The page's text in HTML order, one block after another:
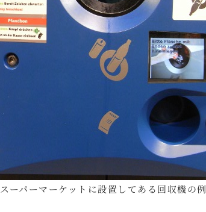
スーパーマーケットに設置してある回収機の例